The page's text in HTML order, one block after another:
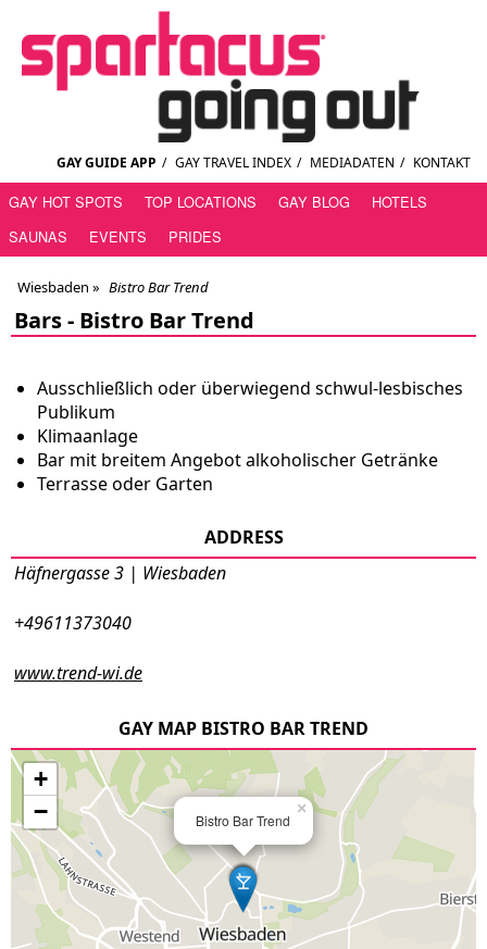
GAY GUIDE APP / GAY TRAVEL INDEX / MEDIADATEN / KONTAKT
GAY HOT SPOTS TOP LOCATIONS GAY BLOG
HOTELS
SAUNAS
EVENTS PRIDES
Wiesbaden » Bistro Bar Trend
Bars - Bistro Bar Trend
Ausschließlich oder überwiegend schwul-lesbisches
Publikum
Klimaanlage
Bar mit breitem Angebot alkoholischer Getränke
Terrasse oder Garten
ADDRESS
Häfnergasse 3 | Wiesbaden
+49611373040
www.trend-wi.de
GAY MAP BISTRO BAR TREND
Bistro Bar Trend
×
+
−